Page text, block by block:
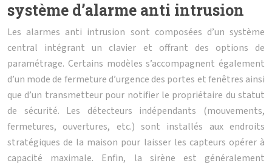
système d’alarme anti intrusion
Les alarmes anti intrusion sont composées d’un système
central intégrant un clavier et offrant des options de
paramétrage. Certains modèles s’accompagnent également
d’un mode de fermeture d’urgence des portes et fenêtres ainsi
que d’un transmetteur pour notifier le propriétaire du statut
de sécurité. Les détecteurs indépendants (mouvements,
fermetures, ouvertures, etc.) sont installés aux endroits
stratégiques de la maison pour laisser les capteurs opérer à
capacité maximale. Enfin, la sirène est généralement